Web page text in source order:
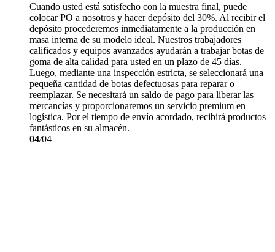
Cuando usted está satisfecho con la muestra final, puede
colocar PO a nosotros y hacer depósito del 30%. Al recibir el
depósito procederemos inmediatamente a la producción en
masa interna de su modelo ideal. Nuestros trabajadores
calificados y equipos avanzados ayudarán a trabajar botas de
goma de alta calidad para usted en un plazo de 45 días.
Luego, mediante una inspección estricta, se seleccionará una
pequeña cantidad de botas defectuosas para reparar o
reemplazar. Se necesitará un saldo de pago para liberar las
mercancías y proporcionaremos un servicio premium en
logística. Por el tiempo de envío acordado, recibirá productos
fantásticos en su almacén.
04/04